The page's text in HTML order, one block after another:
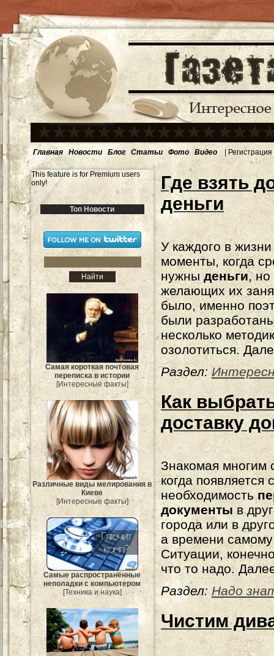
Главная Новости Блог Статьи Фото Видео | Регистрация
This feature is for Premium users
only!
Топ Новости
Самая короткая почтовая
переписка в истории
[Интересные факты]
Различные виды мелирования в
Киеве
[Интересные факты]
Самые распространённые
неполадки с компьютером
[Техника и наука]
Где взять
деньги
У каждого в
моменты, когда
нужны деньги, но
желающих их
было, именно
были
несколько
озолотиться.
Раздел:
Как
доставку
Знакомая многим
когда появляется
необходимость
документы в
города или в
а времени
Ситуации,
что то надо.
Раздел: Надо
Чистим